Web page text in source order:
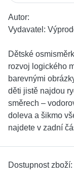
Autor:
Vydavatel:
Dětské
rozvoj logického
barevnými
děti jistě najdou
směrech –
doleva a šikmo
najdete v zadní
Dostupnost zboží: